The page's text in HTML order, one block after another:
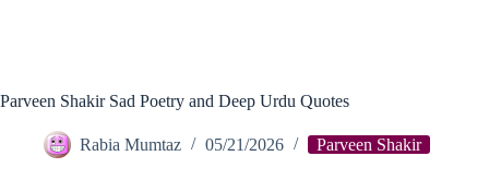
Parveen Shakir Sad Poetry and Deep Urdu Quotes
Rabia Mumtaz 05/21/2026 Parveen Shakir